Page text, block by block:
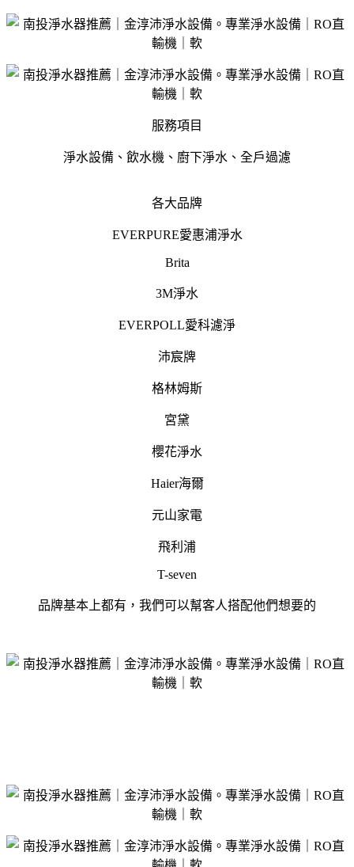
服務項目
淨水設備、飲水機、廚下淨水、全戶過濾
各大品牌
EVERPURE愛惠浦淨水
Brita
3M淨水
EVERPOLL愛科濾淨
沛宸牌
格林姆斯
宮黛
櫻花淨水
Haier海爾
元山家電
飛利浦
T-seven
品牌基本上都有，我們可以幫客人搭配他們想要的